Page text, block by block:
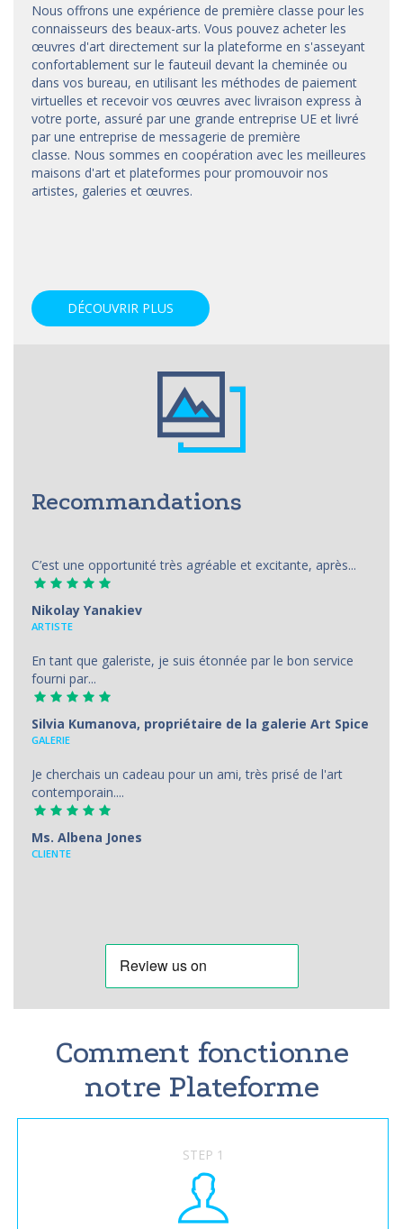
Nous offrons une expérience de première classe pour les
connaisseurs des beaux-arts. Vous pouvez acheter les
œuvres d'art directement sur la plateforme en s'asseyant
confortablement sur le fauteuil devant la cheminée ou
dans vos bureau, en utilisant les méthodes de paiement
virtuelles et recevoir vos œuvres avec livraison express à
votre porte, assuré par une grande entreprise UE et livré
par une entreprise de messagerie de première
classe. Nous sommes en coopération avec les meilleures
maisons d'art et plateformes pour promouvoir nos
artistes, galeries et œuvres.
DÉCOUVRIR PLUS
Recommandations
C’est une opportunité très agréable et excitante, après...
Nikolay Yanakiev
ARTISTE
En tant que galeriste, je suis étonnée par le bon service
fourni par...
Silvia Kumanova, propriétaire de la galerie Art Spice
GALERIE
Je cherchais un cadeau pour un ami, très prisé de l'art
contemporain....
Ms. Albena Jones
CLIENTE
Comment fonctionne
notre Plateforme
STEP 1